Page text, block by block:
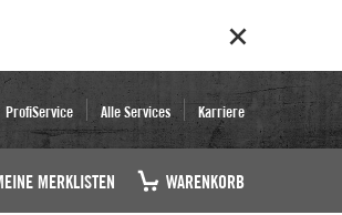
ProfiService Alle Services Karriere
MERKLISTEN WARENKORB